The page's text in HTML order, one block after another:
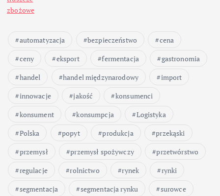
zbożowe
automatyzacja bezpieczeństwo
cena
ceny
eksport fermentacja
gastronomia
handel
handel międzynarodowy
import
innowacje
jakość
konsumenci
konsument
konsumpcja
Logistyka
Polska
popyt produkcja
przekąski
przemysł
przemysł spożywczy
przetwórstwo
regulacje
rolnictwo rynek
rynki
segmentacja
segmentacja rynku
surowce